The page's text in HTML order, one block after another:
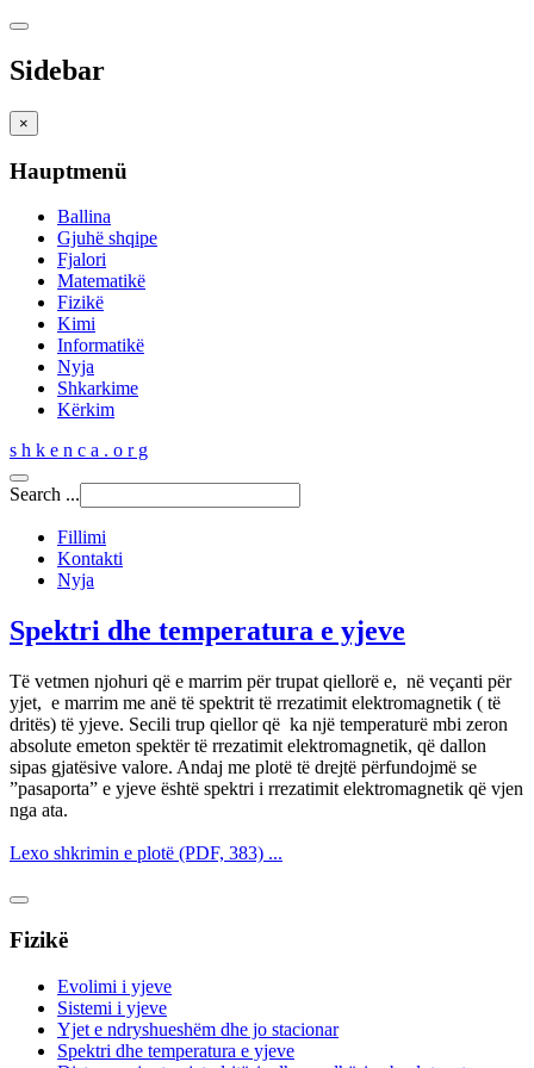
Sidebar
×
Hauptmenü
Ballina
Gjuhë shqipe
Fjalori
Matematikë
Fizikë
Kimi
Informatikë
Nyja
Shkarkime
Kërkim
s h k e n c a . o r g
Search ...
Fillimi
Kontakti
Nyja
Spektri dhe temperatura e yjeve
Të vetmen njohuri që e marrim për trupat qiellorë e, në veçanti për
yjet, e marrim me anë të spektrit të rrezatimit elektromagnetik ( të
dritës) të yjeve. Secili trup qiellor që ka një temperaturë mbi zeron
absolute emeton spektër të rrezatimit elektromagnetik, që dallon
sipas gjatësive valore. Andaj me plotë të drejtë përfundojmë se
”pasaporta” e yjeve është spektri i rrezatimit elektromagnetik që vjen
nga ata.
Lexo shkrimin e plotë (PDF, 383) ...
Fizikë
Evolimi i yjeve
Sistemi i yjeve
Yjet e ndryshueshëm dhe jo stacionar
Spektri dhe temperatura e yjeve